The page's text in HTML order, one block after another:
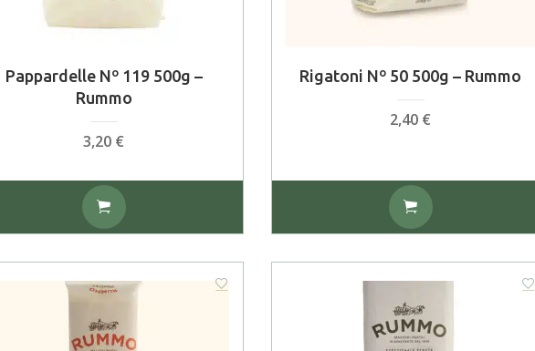
Pappardelle Nº 119 500g –
Rummo
3,20 €
Rigatoni Nº 50 500g – Rummo
2,40 €